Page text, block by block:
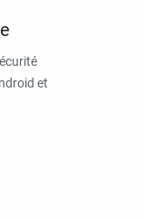
et